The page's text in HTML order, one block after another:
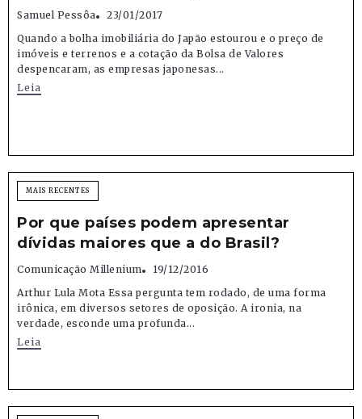
Samuel Pessôa
23/01/2017
Quando a bolha imobiliária do Japão estourou e o preço de
imóveis e terrenos e a cotação da Bolsa de Valores
despencaram, as empresas japonesas...
Leia
MAIS RECENTES
Por que países podem apresentar
dívidas maiores que a do Brasil?
Comunicação Millenium
19/12/2016
Arthur Lula Mota Essa pergunta tem rodado, de uma forma
irônica, em diversos setores de oposição. A ironia, na
verdade, esconde uma profunda...
Leia